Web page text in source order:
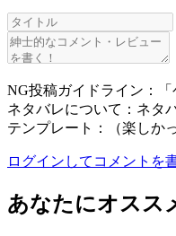
NG投稿ガイドライン：
ネタバレについて：ネタ
テンプレート：（楽しか
ログインしてコメントを
あなたにオスス